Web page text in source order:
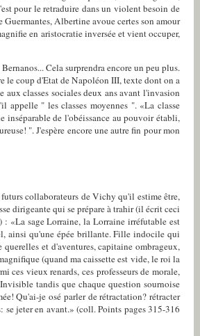
pour le retraduire dans un violent besoin de
Albertine avoue certes son amour
en aristocratie inversée et vient occuper,
Cela surprendra encore un peu plus.
le coup d'Etat de Napoléon III, texte dont on a
classes sociales deux ans avant l'invasion
appelle " les classes moyennes ". «La classe
de l'obéissance au pouvoir établi,
". J'espère encore une autre fin pour mon
collaborateurs de Vichy qu'il estime être,
dirigeante qui se prépare à trahir (il écrit ceci
«La sage Lorraine, la Lorraine irréfutable est
ainsi qu'une épée brillante. Fille indocile qui
et d'aventures, capitaine ombrageux,
(quand ma caissette est vide, le roi la
ces vieux renards, ces professeurs de morale,
tandis que chaque question sournoise
Qu'ai-je osé parler de rétractation? rétracter
jeter en avant.» (coll. Points pages 315-316